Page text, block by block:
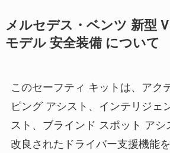
メルセデス・ベンツ 新型
モデル 安全装備 について
このセーフティ キットは、アク
ピング アシスト、インテリジェ
スト、ブラインド スポット アシ
改良されたドライバー支援機能